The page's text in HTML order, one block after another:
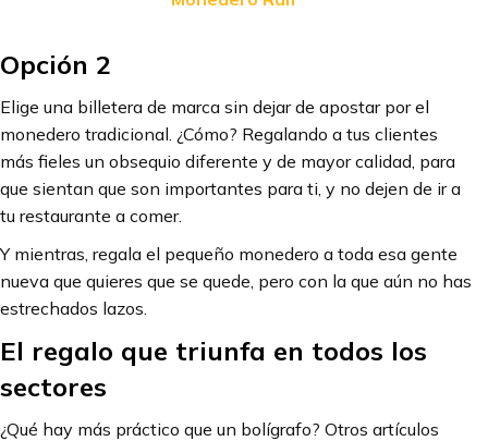
Opción 2
Elige una billetera de marca sin dejar de apostar por el
monedero tradicional. ¿Cómo? Regalando a tus clientes
más fieles un obsequio diferente y de mayor calidad, para
que sientan que son importantes para ti, y no dejen de ir a
tu restaurante a comer.
Y mientras, regala el pequeño monedero a toda esa gente
nueva que quieres que se quede, pero con la que aún no has
estrechados lazos.
El regalo que triunfa en todos los
sectores
¿Qué hay más práctico que un bolígrafo? Otros artículos